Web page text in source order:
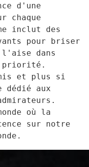
d'une
chaque
pour briser
dans
priorité.
et plus si
aux
où la
sur notre